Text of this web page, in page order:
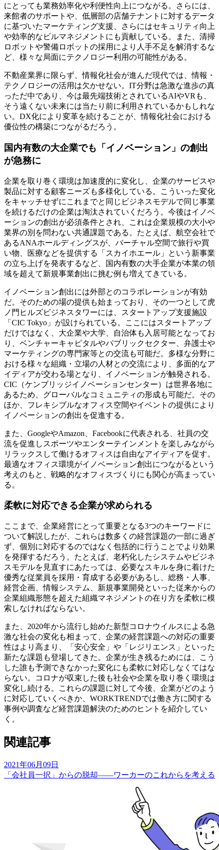
にとっても業務効率化や利便性向上につながる。さらには、
来館者のサポートや、低層部の店舗テナントに対するデータ
に基づいたマーケティング支援、さらにはセキュリティ向上
や効率的なビルマネジメントにも貢献している。また、清掃
ロボットや警備ロボットの採用により人手不足を解消するな
ど、様々な局面にテクノロジー利用の可能性がある。
不動産業界に限らず、情報化社会が進んだ現代では、情報・
テクノロジーの活用は欠かせない。IT分野は急激な進歩の真
っただ中であり、今は最先端技術とされているAIやVRも、
そう遠くない未来には当たり前に利用されているかもしれな
い。DX化により変革を続けることが、情報化社会における
優位性の構築につながるだろう。
国内有数の大企業でも「イノベーション」の創出
が急務に
企業を取り巻く環境は加速度的に変化し、企業のサービスや
製品に対する顧客ニーズも多様化している。こういった変化
をキャッチせずにこれまでと同じビジネスモデルで同じ事業
を続けるだけの企業は淘汰されていくだろう。今後はイノベ
ーションの創出が必須条件とされ、これは企業規模の大小や
業界の別を問わない共通課題である。たとえば、航空会社で
あるANAホールディングスが、バーチャル空間で旅行や買
い物、医療などを提供する「スカイホエール」という新事業
の立ち上げを発表するなど、国内有数の大手企業が本業の領
域を超えて新規事業創出に挑む例も増えてきている。
イノベーション創出には外部とのコラボレーションが有効
だ。そのための場の提供も始まっており、その一つとして虎
ノ門ヒルズビジネスタワーには、スタートアップ支援施設
「CIC Tokyo」が設けられている。ここにはスタートアップ
だけではなく、大企業や大学、自治体も入居可能となってお
り、ベンチャーキャピタルやパブリックセクター、弁護士や
マーケティングの専門家等との交流も可能だ。多様な分野に
おける様々な組織・立場の人材との交流により、多面的なア
イディアが交わる場となり、イノベーションが触発される。
CIC（ケンブリッジイノベーションセンター）は世界各地に
あるため、グローバルなコミュニティの形成も可能だ。その
ほか、フレキシブルなオフィス空間やイベントの提供により
イノベーションの創出を促進する。
また、GoogleやAmazon、Facebookに代表される、社員の交
流を促進しスポーツやエンターテインメントを楽しみながら
リラックスして働けるオフィスは自由なアイディアを促す。
最適なオフィス環境がイノベーション創出につながるという
考えのもと、戦略的なオフィスづくりにも関心が高まってい
る。
柔軟に対応できる企業が求められる
ここまで、企業経営にとって重要となる3つのキーワードに
ついて解説したが、これらは数多くの経営課題の一部に過ぎ
ず、個別に対応するのではなく包括的に行うことでより効果
を発揮するだろう。たとえば、老朽化したシステムやビジネ
スモデルを見直すにあたっては、必要なスキルを身に着けた
優秀な従業員を採用・育成する必要があるし、総務・人事、
経営企画、情報システム、新規事業開発といった従来からの
企業組織形態を超えた組織マネジメントの在り方を柔軟に模
索しなければならない。
また、2020年から流行し始めた新型コロナウイルスによる急
激な社会の変化も相まって、企業の経営課題への対応の重要
性はより高まり、「安心安全」や「レジリエンス」といった
新たな課題も登場してきた。企業が生き残るためには、こう
した誰も予測できなかった変化にも柔軟に対応しなくてはな
らない。コロナが収束した後も社会や企業を取り巻く環境は
変化し続ける。これらの課題に対して今後、企業がどのよう
に対応していくべきか、WORKTRENDでは働き方に関する
事例や調査など経営課題解決のためのヒントを紹介してい
く。
関連記事
2021年06月09日
「会社員一択」からの脱却――ワーカーのこれからを考える